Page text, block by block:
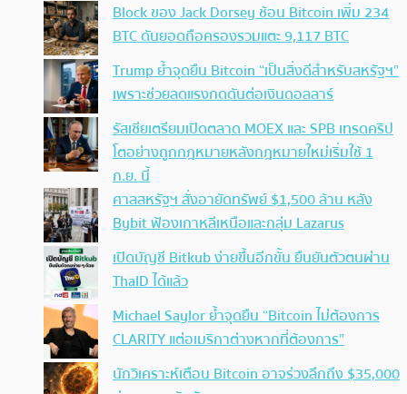
Block ของ Jack Dorsey ช้อน Bitcoin เพิ่ม 234
BTC ดันยอดถือครองรวมแตะ 9,117 BTC
Trump ย้ำจุดยืน Bitcoin “เป็นสิ่งดีสำหรับสหรัฐฯ”
เพราะช่วยลดแรงกดดันต่อเงินดอลลาร์
รัสเซียเตรียมเปิดตลาด MOEX และ SPB เทรดคริป
โตอย่างถูกกฎหมายหลังกฎหมายใหม่เริ่มใช้ 1
ก.ย. นี้
ศาลสหรัฐฯ สั่งอายัดทรัพย์ $1,500 ล้าน หลัง
Bybit ฟ้องเกาหลีเหนือและกลุ่ม Lazarus
เปิดบัญชี Bitkub ง่ายขึ้นอีกขั้น ยืนยันตัวตนผ่าน
ThaID ได้แล้ว
Michael Saylor ย้ำจุดยืน “Bitcoin ไม่ต้องการ
CLARITY แต่อเมริกาต่างหากที่ต้องการ”
นักวิเคราะห์เตือน Bitcoin อาจร่วงลึกถึง $35,000